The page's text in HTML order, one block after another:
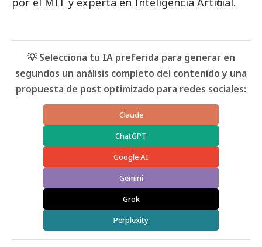
💡 Selecciona tu IA preferida para generar en
segundos un análisis completo del contenido y una
propuesta de post optimizado para redes sociales:
Claude
ChatGPT
Google AI
Gemini
Grok
Perplexity